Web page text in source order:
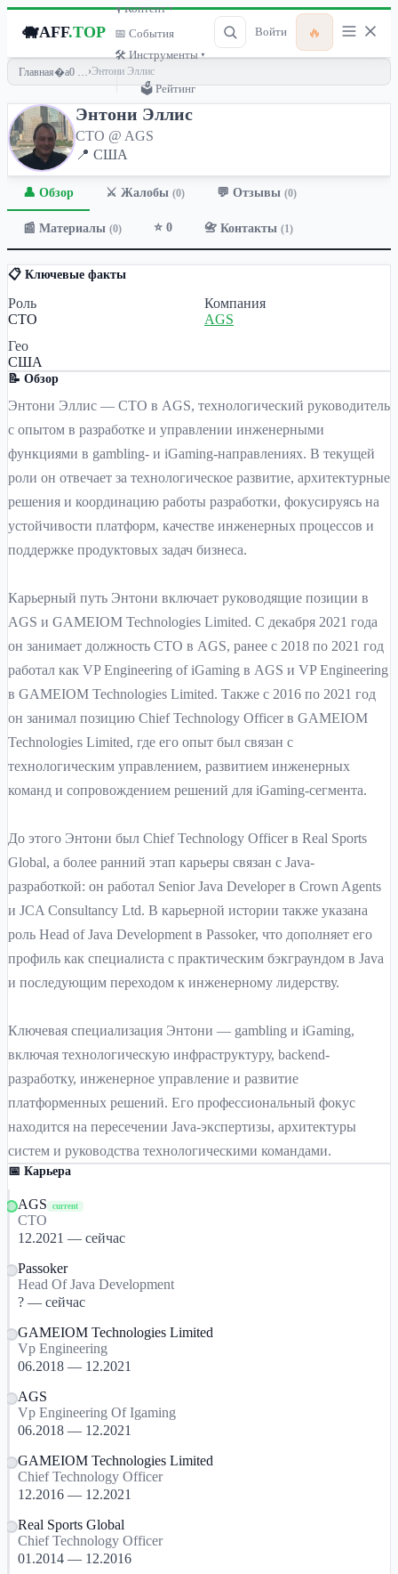
🐗AFF.TOP
🎙 Контент ▾
📅 События
🛠 Инструменты ▾
🗳 Рейтинг
Войти 🔥
Главная ›Энтони Эллис
Энтони Эллис
CTO @ AGS
📍 США
👤 Обзор ⚔️ Жалобы (0) 💬 Отзывы (0)
📰 Материалы (0) ⭐ 0 📇 Контакты (1)
📋 Ключевые факты
Роль
CTO
Компания
AGS
Гео
США
📝 Обзор
Энтони Эллис — CTO в AGS, технологический руководитель
с опытом в разработке и управлении инженерными
функциями в gambling- и iGaming-направлениях. В текущей
роли он отвечает за технологическое развитие, архитектурные
решения и координацию работы разработки, фокусируясь на
устойчивости платформ, качестве инженерных процессов и
поддержке продуктовых задач бизнеса.
Карьерный путь Энтони включает руководящие позиции в
AGS и GAMEIOM Technologies Limited. С декабря 2021 года
он занимает должность CTO в AGS, ранее с 2018 по 2021 год
работал как VP Engineering of iGaming в AGS и VP Engineering
в GAMEIOM Technologies Limited. Также с 2016 по 2021 год
он занимал позицию Chief Technology Officer в GAMEIOM
Technologies Limited, где его опыт был связан с
технологическим управлением, развитием инженерных
команд и сопровождением решений для iGaming-сегмента.
До этого Энтони был Chief Technology Officer в Real Sports
Global, а более ранний этап карьеры связан с Java-
разработкой: он работал Senior Java Developer в Crown Agents
и JCA Consultancy Ltd. В карьерной истории также указана
роль Head of Java Development в Passoker, что дополняет его
профиль как специалиста с практическим бэкграундом в Java
и последующим переходом к инженерному лидерству.
Ключевая специализация Энтони — gambling и iGaming,
включая технологическую инфраструктуру, backend-
разработку, инженерное управление и развитие
платформенных решений. Его профессиональный фокус
находится на пересечении Java-экспертизы, архитектуры
систем и руководства технологическими командами.
📅 Карьера
AGS current
CTO
12.2021 — сейчас
Passoker
Head Of Java Development
? — сейчас
GAMEIOM Technologies Limited
Vp Engineering
06.2018 — 12.2021
AGS
Vp Engineering Of Igaming
06.2018 — 12.2021
GAMEIOM Technologies Limited
Chief Technology Officer
12.2016 — 12.2021
Real Sports Global
Chief Technology Officer
01.2014 — 12.2016